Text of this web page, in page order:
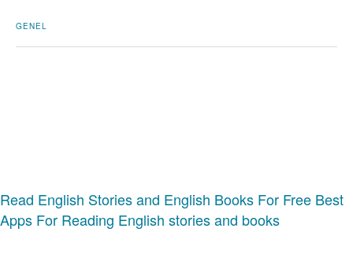
GENEL
Read English Stories and English Books For Free Best
Apps For Reading English stories and books